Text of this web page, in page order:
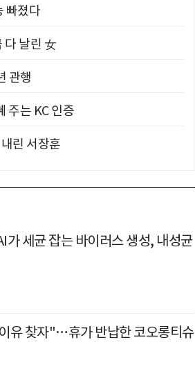
빠졌다
날린 女
관행
주는 KC 인증
린 서장훈
가 세균 잡는 바이러스 생성, 내성균
유 찾자"…휴가 반납한 코오롱티슈